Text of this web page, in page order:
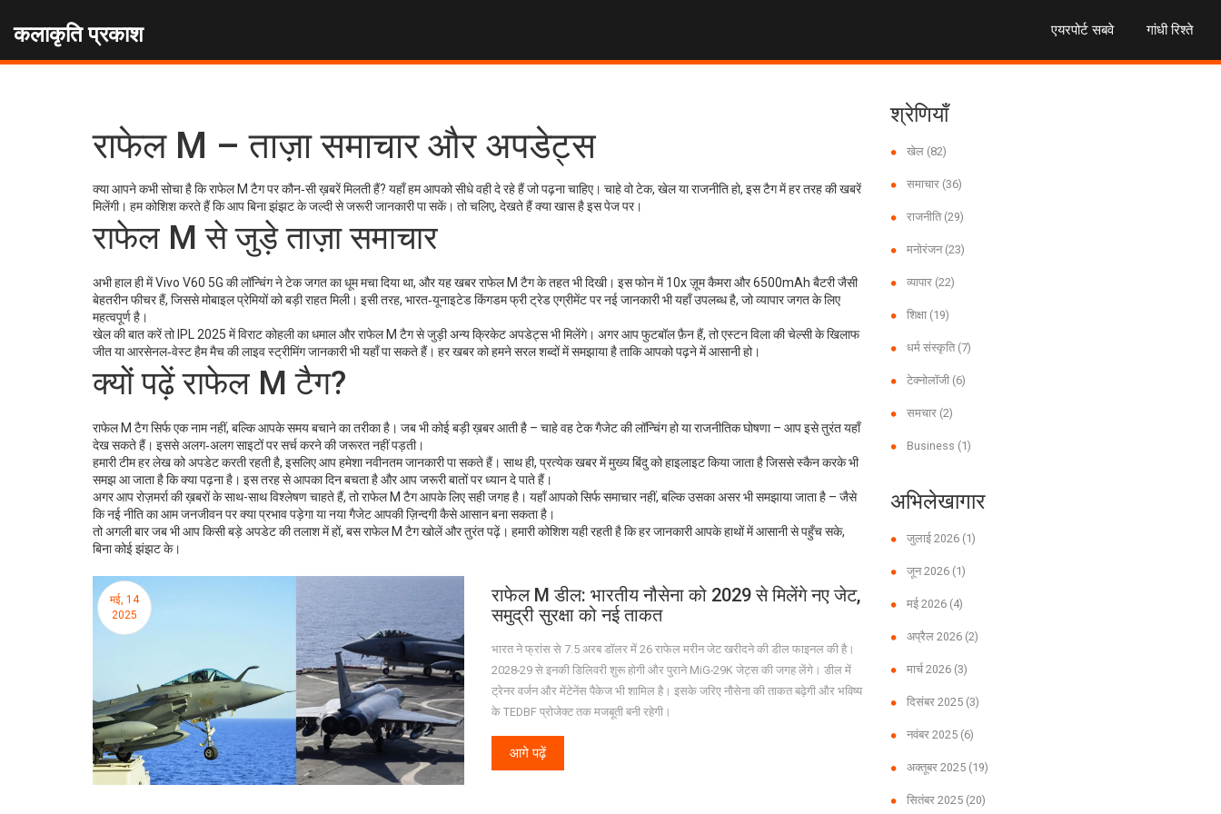
कलाकृति प्रकाश एयरपोर्ट सबवे गांधी रिश्ते
राफेल M – ताज़ा समाचार और अपडेट्स
क्या आपने कभी सोचा है कि राफेल M टैग पर कौन‑सी ख़बरें मिलती हैं? यहाँ हम आपको सीधे वही दे रहे हैं जो पढ़ना चाहिए। चाहे वो टेक, खेल या राजनीति हो, इस टैग में हर तरह की खबरें
मिलेंगी। हम कोशिश करते हैं कि आप बिना झंझट के जल्दी से जरूरी जानकारी पा सकें। तो चलिए, देखते हैं क्या खास है इस पेज पर।
राफेल M से जुड़े ताज़ा समाचार
अभी हाल ही में Vivo V60 5G की लॉन्चिंग ने टेक जगत का धूम मचा दिया था, और यह खबर राफेल M टैग के तहत भी दिखी। इस फोन में 10x ज़ूम कैमरा और 6500mAh बैटरी जैसी
बेहतरीन फीचर हैं, जिससे मोबाइल प्रेमियों को बड़ी राहत मिली। इसी तरह, भारत‑यूनाइटेड किंगडम फ्री ट्रेड एग्रीमेंट पर नई जानकारी भी यहाँ उपलब्ध है, जो व्यापार जगत के लिए
महत्वपूर्ण है।
खेल की बात करें तो IPL 2025 में विराट कोहली का धमाल और राफेल M टैग से जुड़ी अन्य क्रिकेट अपडेट्स भी मिलेंगे। अगर आप फुटबॉल फ़ैन हैं, तो एस्टन विला की चेल्सी के खिलाफ
जीत या आरसेनल‑वेस्ट हैम मैच की लाइव स्ट्रीमिंग जानकारी भी यहाँ पा सकते हैं। हर खबर को हमने सरल शब्दों में समझाया है ताकि आपको पढ़ने में आसानी हो।
क्यों पढ़ें राफेल M टैग?
राफेल M टैग सिर्फ एक नाम नहीं, बल्कि आपके समय बचाने का तरीका है। जब भी कोई बड़ी ख़बर आती है – चाहे वह टेक गैजेट की लॉन्चिंग हो या राजनीतिक घोषणा – आप इसे तुरंत यहाँ
देख सकते हैं। इससे अलग‑अलग साइटों पर सर्च करने की जरूरत नहीं पड़ती।
हमारी टीम हर लेख को अपडेट करती रहती है, इसलिए आप हमेशा नवीनतम जानकारी पा सकते हैं। साथ ही, प्रत्येक खबर में मुख्य बिंदु को हाइलाइट किया जाता है जिससे स्कैन करके भी
समझ आ जाता है कि क्या पढ़ना है। इस तरह से आपका दिन बचता है और आप जरूरी बातों पर ध्यान दे पाते हैं।
अगर आप रोज़मर्रा की ख़बरों के साथ-साथ विश्लेषण चाहते हैं, तो राफेल M टैग आपके लिए सही जगह है। यहाँ आपको सिर्फ समाचार नहीं, बल्कि उसका असर भी समझाया जाता है – जैसे
कि नई नीति का आम जनजीवन पर क्या प्रभाव पड़ेगा या नया गैजेट आपकी ज़िन्दगी कैसे आसान बना सकता है।
तो अगली बार जब भी आप किसी बड़े अपडेट की तलाश में हों, बस राफेल M टैग खोलें और तुरंत पढ़ें। हमारी कोशिश यही रहती है कि हर जानकारी आपके हाथों में आसानी से पहुँच सके,
बिना कोई झंझट के।
मई, 14
2025
राफेल M डील: भारतीय नौसेना को 2029 से मिलेंगे नए जेट,
समुद्री सुरक्षा को नई ताकत
भारत ने फ्रांस से 7.5 अरब डॉलर में 26 राफेल मरीन जेट खरीदने की डील फाइनल की है।
2028-29 से इनकी डिलिवरी शुरू होगी और पुराने MiG-29K जेट्स की जगह लेंगे। डील में
ट्रेनर वर्जन और मेंटेनेंस पैकेज भी शामिल है। इसके जरिए नौसेना की ताकत बढ़ेगी और भविष्य
के TEDBF प्रोजेक्ट तक मजबूती बनी रहेगी।
आगे पढ़ें
श्रेणियाँ
खेल (82)
समाचार (36)
राजनीति (29)
मनोरंजन (23)
व्यापार (22)
शिक्षा (19)
धर्म संस्कृति (7)
टेक्नोलॉजी (6)
समचार (2)
Business (1)
अभिलेखागार
जुलाई 2026 (1)
जून 2026 (1)
मई 2026 (4)
अप्रैल 2026 (2)
मार्च 2026 (3)
दिसंबर 2025 (3)
नवंबर 2025 (6)
अक्तूबर 2025 (19)
सितंबर 2025 (20)